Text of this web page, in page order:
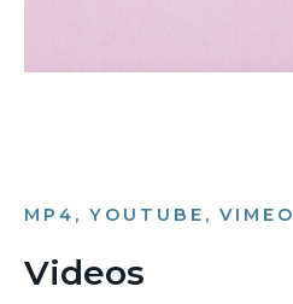
MP4, YOUTUBE, VIMEO
Videos